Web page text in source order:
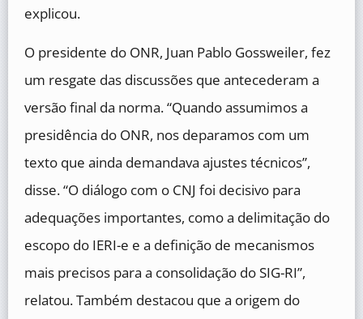
explicou.
O presidente do ONR, Juan Pablo Gossweiler, fez
um resgate das discussões que antecederam a
versão final da norma. “Quando assumimos a
presidência do ONR, nos deparamos com um
texto que ainda demandava ajustes técnicos”,
disse. “O diálogo com o CNJ foi decisivo para
adequações importantes, como a delimitação do
escopo do IERI-e e a definição de mecanismos
mais precisos para a consolidação do SIG-RI”,
relatou. Também destacou que a origem do